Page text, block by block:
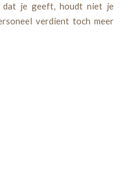
je geeft, houdt niet je
verdient toch meer